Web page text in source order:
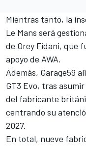
Mientras tanto, la
Le Mans será
de Orey Fidani, que
apoyo de AWA.
Además, Garage59
GT3 Evo, tras
del fabricante
centrando su
2027.
En total, nueve